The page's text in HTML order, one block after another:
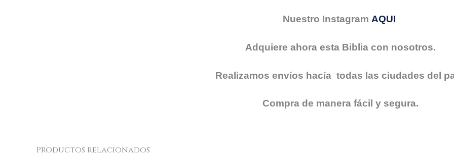
Nuestro Instagram AQUI
Adquiere ahora esta Biblia con nosotros.
Realizamos envíos hacía todas las ciudades del
Compra de manera fácil y segura.
Productos relacionados